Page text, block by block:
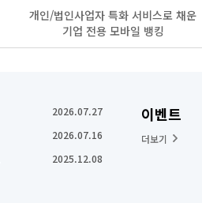
개인/법인사업자 특화 서비스로 채운
기업 전용 모바일 뱅킹
2026.07.27
2026.07.16
2025.12.08
이벤트
더보기